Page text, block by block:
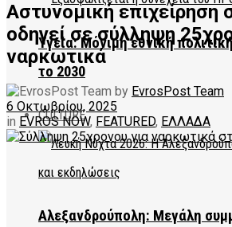
Υγεία: Μόνιμη εθνική
το 2030
CULTURE
Αλεξανδρούπολη: Μεγάλη
Αστυνομική επιχείρηση
οδηγεί σε σύλληψη
ναρκωτικά
by EvrosPost Team
6 Οκτωβρίου, 2025
in EVROS NOW, FEATURED, ΕΛΛΑΔΑ